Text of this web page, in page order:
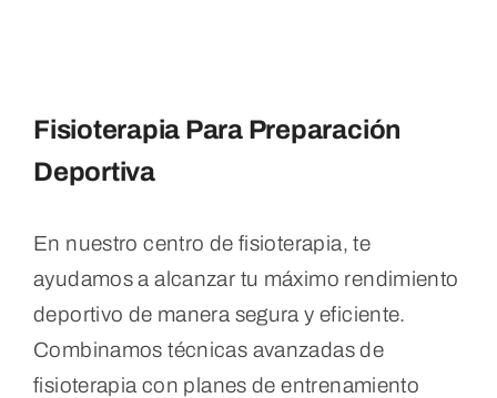
Fisioterapia Para Preparación
Deportiva
En nuestro centro de fisioterapia, te
ayudamos a alcanzar tu máximo rendimiento
deportivo de manera segura y eficiente.
Combinamos técnicas avanzadas de
fisioterapia con planes de entrenamiento